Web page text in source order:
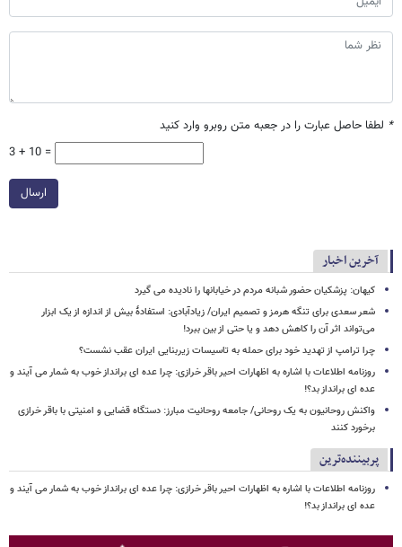
* لطفا حاصل عبارت را در جعبه متن روبرو وارد کنید
3 + 10 =
ارسال
آخرین اخبار
کیهان: پزشکیان حضور شبانه مردم در خیابانها را نادیده می گیرد
شعر سعدی برای تنگه هرمز و تصمیم ایران/ زیادآبادی: استفادهٔ بیش از اندازه از یک ابزار
می‌تواند اثر آن را کاهش دهد و یا حتی از بین ببرد!
چرا ترامپ از تهدید خود برای حمله به تاسیسات زیربنایی ایران عقب نشست؟
روزنامه اطلاعات با اشاره به اظهارات احیر باقر خرازی: چرا عده ای برانداز خوب به شمار می آیند و
عده ای برانداز بد؟!
واکنش روحانیون به یک روحانی/ جامعه روحانیت مبارز: دستگاه قضایی و امنیتی با باقر خرازی
برخورد کنند
پربیننده‌ترین
روزنامه اطلاعات با اشاره به اظهارات احیر باقر خرازی: چرا عده ای برانداز خوب به شمار می آیند و
عده ای برانداز بد؟!